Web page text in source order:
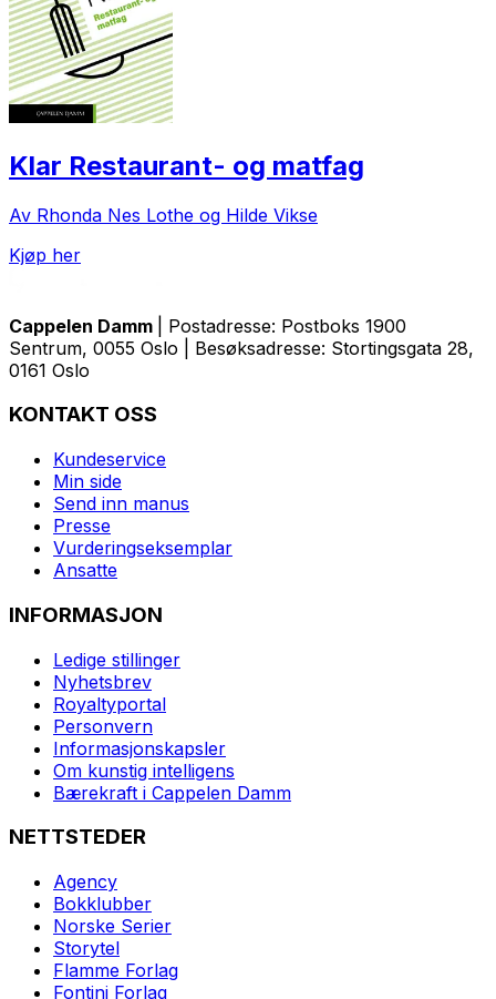
Klar Restaurant- og matfag
Av Rhonda Nes Lothe og Hilde Vikse
Kjøp her
Cappelen Damm
| Postadresse: Postboks 1900
Sentrum, 0055 Oslo | Besøksadresse: Stortingsgata 28,
0161 Oslo
KONTAKT OSS
Kundeservice
Min side
Send inn manus
Presse
Vurderingseksemplar
Ansatte
INFORMASJON
Ledige stillinger
Nyhetsbrev
Royaltyportal
Personvern
Informasjonskapsler
Om kunstig intelligens
Bærekraft i Cappelen Damm
NETTSTEDER
Agency
Bokklubber
Norske Serier
Storytel
Flamme Forlag
Fontini Forlag